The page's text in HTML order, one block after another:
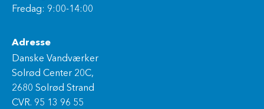
Fredag: 9:00-14:00
Adresse
Danske Vandværker
Solrød Center 20C,
2680 Solrød Strand
CVR. 95 13 96 55